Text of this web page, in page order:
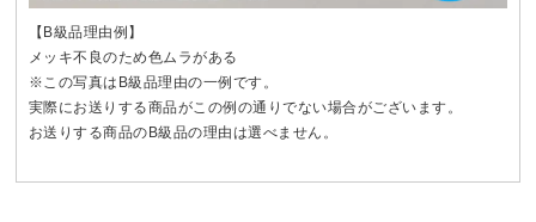
【B級品理由例】
メッキ不良のため色ムラがある
※この写真はB級品理由の一例です。
実際にお送りする商品がこの例の通りでない場合がございます。
お送りする商品のB級品の理由は選べません。